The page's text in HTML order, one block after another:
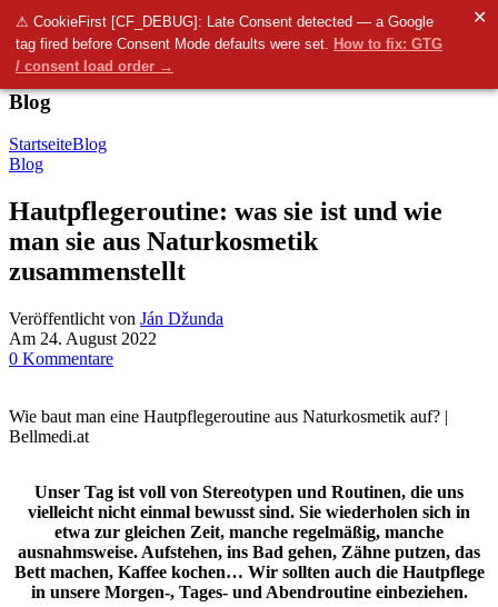
⚠ CookieFirst [CF_DEBUG]: Late Consent detected — a Google
tag fired before Consent Mode defaults were set. How to fix: GTG
/ consent load order →
✕
Menü
0 items 0.00
Blog
StartseiteBlog
Blog
Hautpflegeroutine: was sie ist und wie
man sie aus Naturkosmetik
zusammenstellt
Veröffentlicht von Ján Džunda
Am 24. August 2022
0 Kommentare
Wie baut man eine Hautpflegeroutine aus Naturkosmetik auf? |
Bellmedi.at
Unser Tag ist voll von Stereotypen und Routinen, die uns
vielleicht nicht einmal bewusst sind. Sie wiederholen sich in
etwa zur gleichen Zeit, manche regelmäßig, manche
ausnahmsweise. Aufstehen, ins Bad gehen, Zähne putzen, das
Bett machen, Kaffee kochen… Wir sollten auch die Hautpflege
in unsere Morgen-, Tages- und Abendroutine einbeziehen.